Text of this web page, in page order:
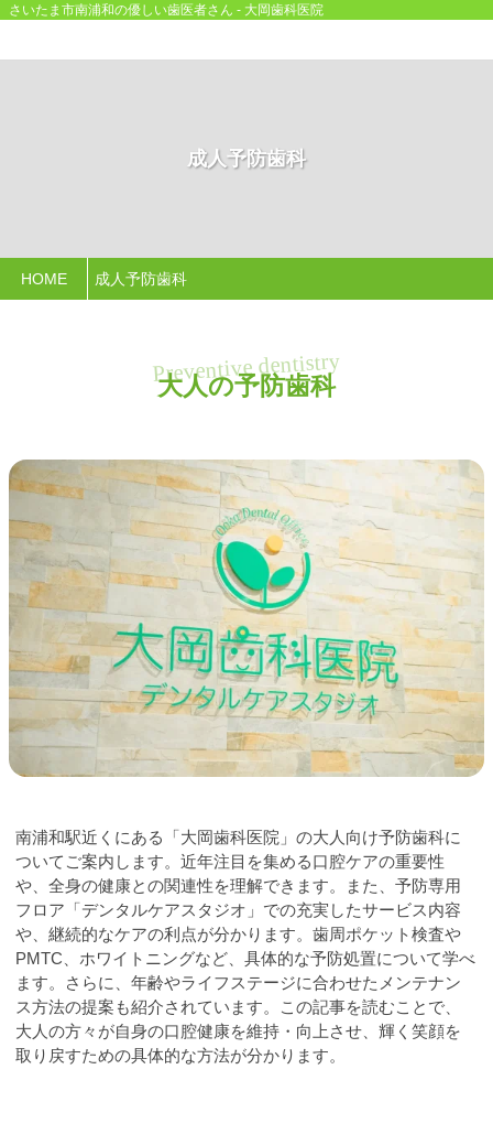
さいたま市南浦和の優しい歯医者さん - 大岡歯科医院
成人予防歯科
HOME 成人予防歯科
大人の予防歯科
南浦和駅近くにある「大岡歯科医院」の大人向け予防歯科に
ついてご案内します。近年注目を集める口腔ケアの重要性
や、全身の健康との関連性を理解できます。また、予防専用
フロア「デンタルケアスタジオ」での充実したサービス内容
や、継続的なケアの利点が分かります。歯周ポケット検査や
PMTC、ホワイトニングなど、具体的な予防処置について学べ
ます。さらに、年齢やライフステージに合わせたメンテナン
ス方法の提案も紹介されています。この記事を読むことで、
大人の方々が自身の口腔健康を維持・向上させ、輝く笑顔を
取り戻すための具体的な方法が分かります。